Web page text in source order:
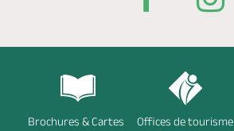
Brochures & Cartes Offices de tourisme